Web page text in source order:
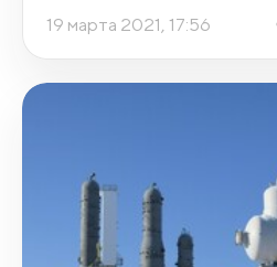
19 марта 2021, 17:56